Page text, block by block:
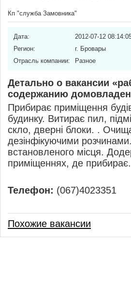
Кп "служба Замовника"
Дата:
2012-07-12
Регион:
г. Бровары
Отрасль компании:
Разное
Детально о вакансии
содержанию
Прибирає приміщення
будинку. Витирає пил,
скло, дверні блоки. .
дезінфікуючими
встановленого місця.
приміщеннях, де
Телефон: (067)4023351
Похожие вакансии